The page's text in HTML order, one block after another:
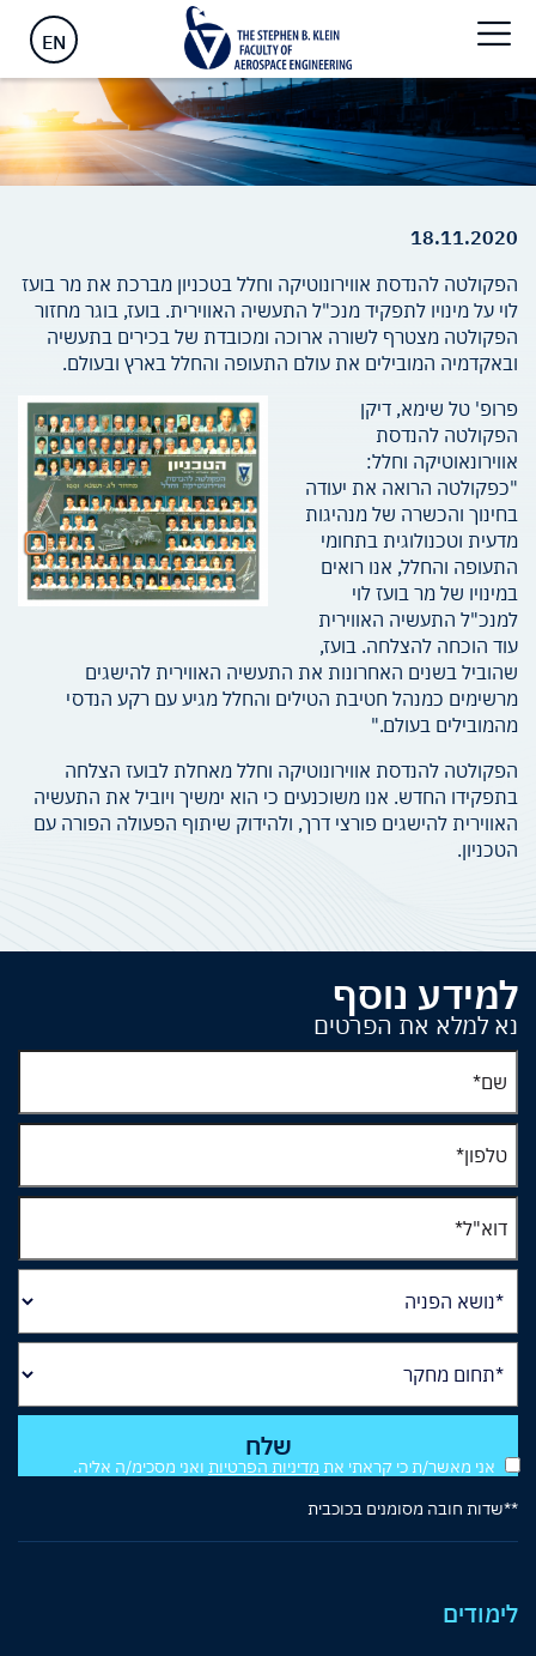
EN
18.11.2020
הפקולטה להנדסת אווירונוטיקה וחלל בטכניון מברכת את מר בועז
לוי על מינויו לתפקיד מנכ"ל התעשיה האווירית. בועז, בוגר מחזור
הפקולטה מצטרף לשורה ארוכה ומכובדת של בכירים בתעשיה
ובאקדמיה המובילים את עולם התעופה והחלל בארץ ובעולם.
פרופ' טל שימא, דיקן
הפקולטה להנדסת
אווירונאוטיקה וחלל:
"כפקולטה הרואה את יעודה
בחינוך והכשרה של מנהיגות
מדעית וטכנולוגית בתחומי
התעופה והחלל, אנו רואים
במינויו של מר בועז לוי
למנכ"ל התעשיה האווירית
עוד הוכחה להצלחה. בועז,
שהוביל בשנים האחרונות את התעשיה האווירית להישגים
מרשימים כמנהל חטיבת הטילים והחלל מגיע עם רקע הנדסי
מהמובילים בעולם."
הפקולטה להנדסת אווירונוטיקה וחלל מאחלת לבועז הצלחה
בתפקידו החדש. אנו משוכנעים כי הוא ימשיך ויוביל את התעשיה
האווירית להישגים פורצי דרך, ולהידוק שיתוף הפעולה הפורה עם
הטכניון.
למידע נוסף
נא למלא את הפרטים
אני מאשר/ת כי קראתי את מדיניות הפרטיות
ואני מסכימ/ה אליה.
**שדות חובה מסומנים בכוכבית
לימודים